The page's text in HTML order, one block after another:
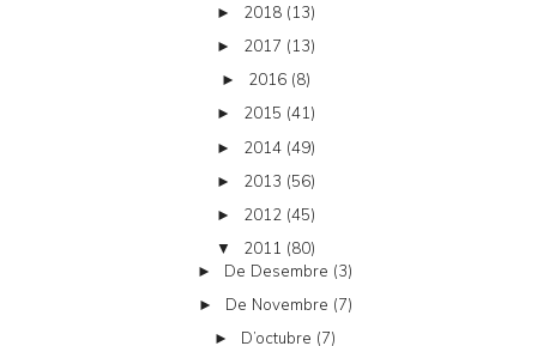
► 2018 (13)
► 2017 (13)
► 2016 (8)
► 2015 (41)
► 2014 (49)
► 2013 (56)
► 2012 (45)
▼ 2011 (80)
► De Desembre (3)
► De Novembre (7)
► D’octubre (7)